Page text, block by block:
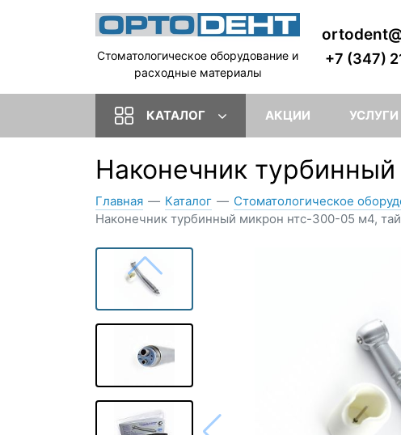
Стоматологическое оборудование и
расходные материалы
+7 (347)
КАТАЛОГ АКЦИИ УСЛУГИ
Наконечник
Главная — Каталог — Стоматологическое
Наконечник турбинный микрон нтс-300-05 м4,